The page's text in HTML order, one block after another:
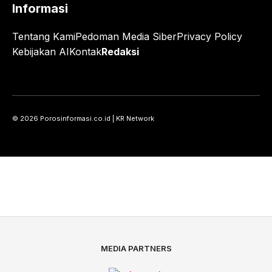
Informasi
Tentang KamiPedoman Media SiberPrivacy Policy
Kebijakan AIKontakRedaksi
© 2026 Porosinformasi.co.id | KR Network
MEDIA PARTNERS